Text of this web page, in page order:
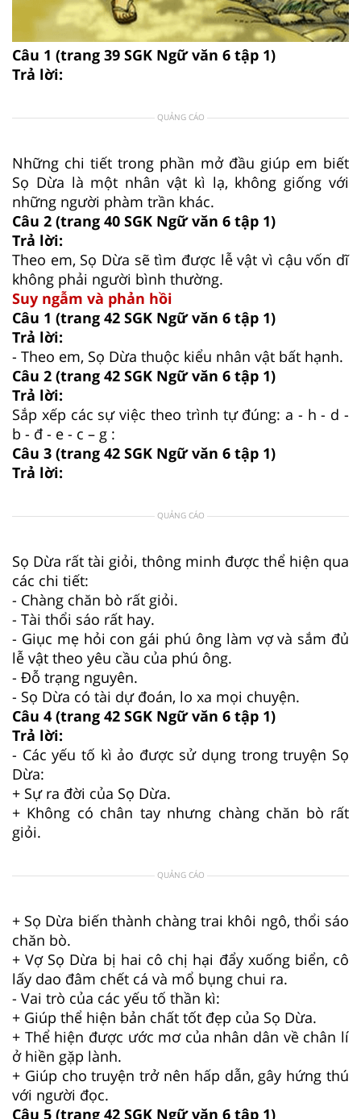
Câu 1 (trang 39 SGK Ngữ văn 6 tập 1)
Trả lời:
QUẢNG CÁO
Những chi tiết trong phần mở đầu giúp em biết
Sọ Dừa là một nhân vật kì lạ, không giống với
những người phàm trần khác.
Câu 2 (trang 40 SGK Ngữ văn 6 tập 1)
Trả lời:
Theo em, Sọ Dừa sẽ tìm được lễ vật vì cậu vốn dĩ
không phải người bình thường.
Suy ngẫm và phản hồi
Câu 1 (trang 42 SGK Ngữ văn 6 tập 1)
Trả lời:
- Theo em, Sọ Dừa thuộc kiểu nhân vật bất hạnh.
Câu 2 (trang 42 SGK Ngữ văn 6 tập 1)
Trả lời:
Sắp xếp các sự việc theo trình tự đúng: a - h - d -
b - đ - e - c – g :
Câu 3 (trang 42 SGK Ngữ văn 6 tập 1)
Trả lời:
QUẢNG CÁO
Sọ Dừa rất tài giỏi, thông minh được thể hiện qua
các chi tiết:
- Chàng chăn bò rất giỏi.
- Tài thổi sáo rất hay.
- Giục mẹ hỏi con gái phú ông làm vợ và sắm đủ
lễ vật theo yêu cầu của phú ông.
- Đỗ trạng nguyên.
- Sọ Dừa có tài dự đoán, lo xa mọi chuyện.
Câu 4 (trang 42 SGK Ngữ văn 6 tập 1)
Trả lời:
- Các yếu tố kì ảo được sử dụng trong truyện Sọ
Dừa:
+ Sự ra đời của Sọ Dừa.
+ Không có chân tay nhưng chàng chăn bò rất
giỏi.
QUẢNG CÁO
+ Sọ Dừa biến thành chàng trai khôi ngô, thổi sáo
chăn bò.
+ Vợ Sọ Dừa bị hai cô chị hại đẩy xuống biển, cô
lấy dao đâm chết cá và mổ bụng chui ra.
- Vai trò của các yếu tố thần kì:
+ Giúp thể hiện bản chất tốt đẹp của Sọ Dừa.
+ Thể hiện được ước mơ của nhân dân về chân lí
ở hiền gặp lành.
+ Giúp cho truyện trở nên hấp dẫn, gây hứng thú
với người đọc.
Câu 5 (trang 42 SGK Ngữ văn 6 tập 1)